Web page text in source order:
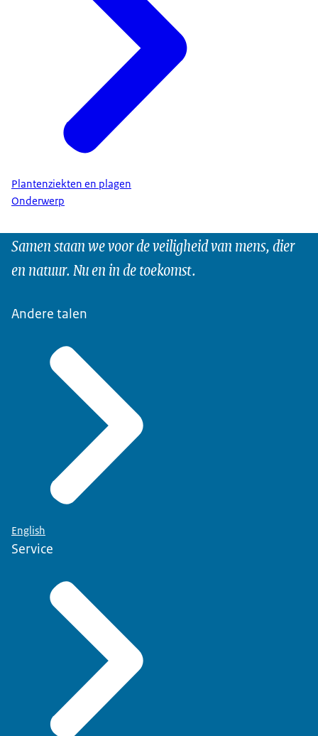
Plantenziekten en plagen
Onderwerp
Samen staan we voor de veiligheid van mens, dier
en natuur. Nu en in de toekomst.
Andere talen
English
Service